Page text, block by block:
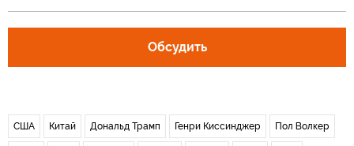
Обсудить
США Китай Дональд Трамп Генри Киссинджер Пол Волкер